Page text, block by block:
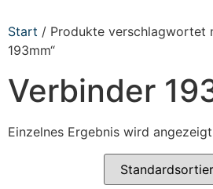
Start / Produkte verschlagwortet
193mm“
Verbinder
Einzelnes Ergebnis wird angezeigt